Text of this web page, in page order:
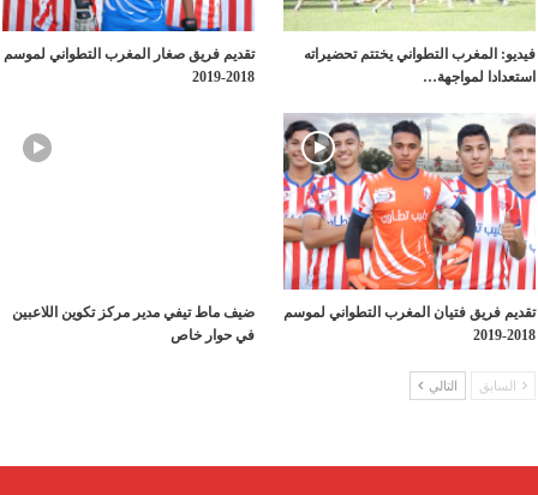
فيديو: المغرب التطواني يختتم تحضيراته
استعدادا لمواجهة…
تقديم فريق صغار المغرب التطواني لموسم
2018-2019
تقديم فريق فتيان المغرب التطواني لموسم
2018-2019
ضيف ماط تيفي مدير مركز تكوين اللاعبين
في حوار خاص
السابق التالي